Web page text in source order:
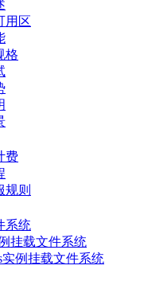
用区
格
费
规则
系统
挂载文件系统
实例挂载文件系统